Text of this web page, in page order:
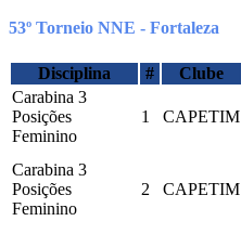
53º Torneio NNE - Fortaleza
Disciplina # Clube
Carabina 3
Posições
Feminino
1 CAPETIM
Carabina 3
Posições
Feminino
2 CAPETIM